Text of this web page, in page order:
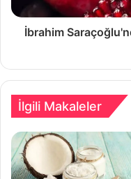
İbrahim
İlgili Makaleler